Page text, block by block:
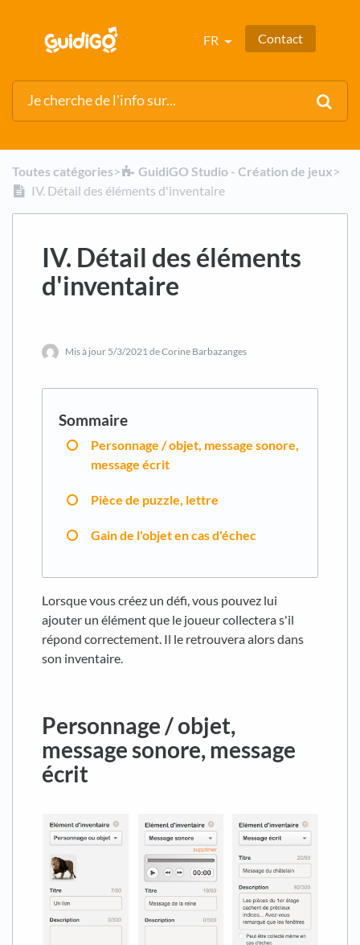
FR Contact
Toutes catégories​>​ ​GuidiGO Studio - Création de jeux​>​
IV. Détail des éléments d'inventaire
IV. Détail des éléments
d'inventaire
Mis à jour 5/3/2021de Corine Barbazanges
Personnage / objet, message sonore,
message écrit
Pièce de puzzle, lettre
Gain de l'objet en cas d'échec
Lorsque vous créez un défi, vous pouvez lui
ajouter un élément que le joueur collectera s'il
répond correctement. Il le retrouvera alors dans
son inventaire.
Personnage / objet,
message sonore, message
écrit